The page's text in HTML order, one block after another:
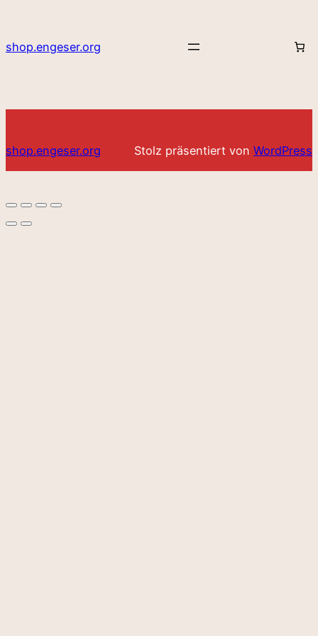
shop.engeser.org
shop.engeser.org Stolz präsentiert von WordPress